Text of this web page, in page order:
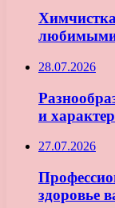
28.07.2026
и
27.07.2026
здоровье